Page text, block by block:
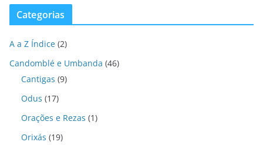
Categorias
A a Z Índice (2)
Candomblé e Umbanda (46)
Cantigas (9)
Odus (17)
Orações e Rezas (1)
Orixás (19)